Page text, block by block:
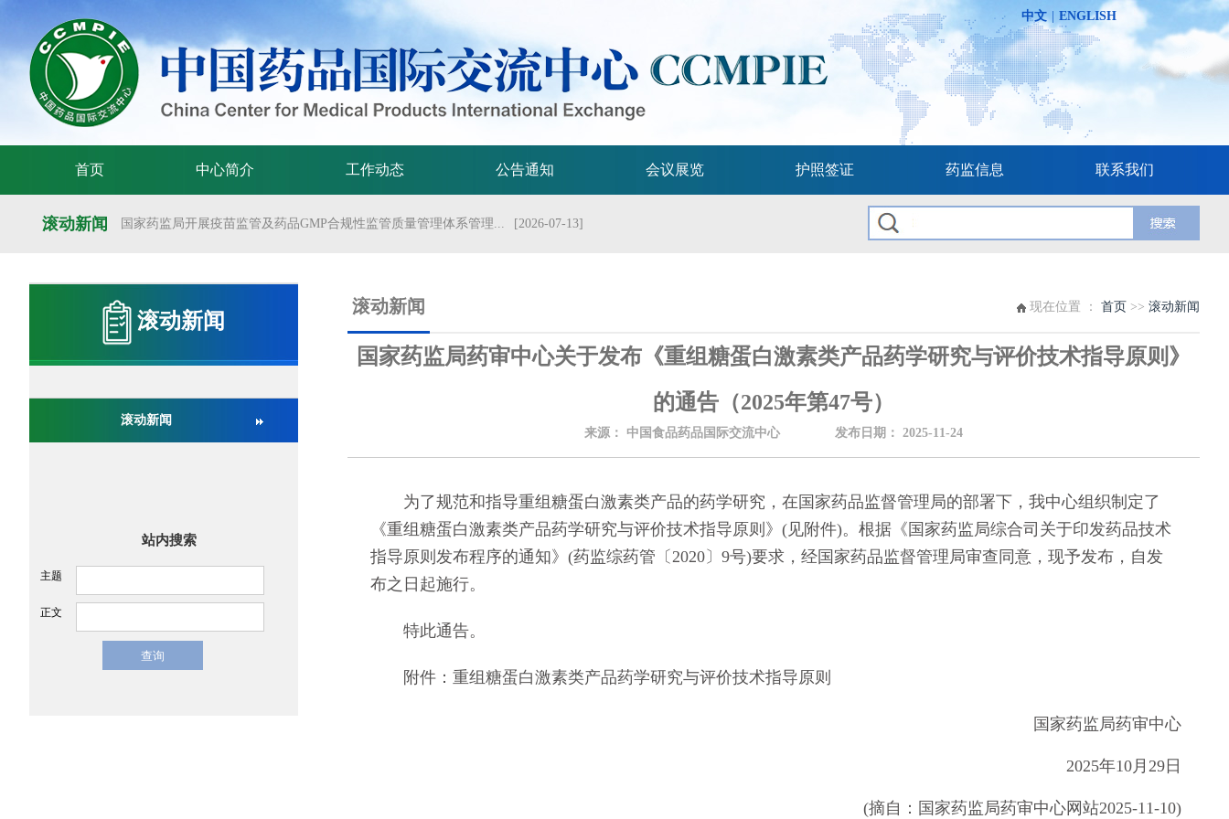
中文 ENGLISH
首页 中心简介 工作动态 公告通知 会议展览 护照签证 药监信息 联系我们
滚动新闻 国家药监局开展疫苗监管及药品GMP合规性监管质量管理体系管理... [2026-07-13]
国家药监局药审中心关于发布《预防用mRNA疫苗临床试验技术指...
国家药监局药审中心关于发布《关于开发适宜药品包装规格的指导原...
国家药监局 国家卫生健康委 国家中医药局 国家疾控局关于发布... [2026-06-25]
关于举办第十六届中国医疗器械监督管理国际会议的通知
滚动新闻
滚动新闻
站内搜索
主题
正文
滚动新闻 现在位置 ： 首页 >> 滚动新闻
国家药监局药审中心关于发布《重组糖蛋白激素类产品药学研究与评价技术指导原则》
的通告（2025年第47号）
来源： 中国食品药品国际交流中心 发布日期： 2025-11-24
为了规范和指导重组糖蛋白激素类产品的药学研究，在国家药品监督管理局的部署下，我中心组织制定了
《重组糖蛋白激素类产品药学研究与评价技术指导原则》(见附件)。根据《国家药监局综合司关于印发药品技术
指导原则发布程序的通知》(药监综药管〔2020〕9号)要求，经国家药品监督管理局审查同意，现予发布，自发
布之日起施行。
特此通告。
附件：重组糖蛋白激素类产品药学研究与评价技术指导原则
国家药监局药审中心
2025年10月29日
(摘自：国家药监局药审中心网站2025-11-10)